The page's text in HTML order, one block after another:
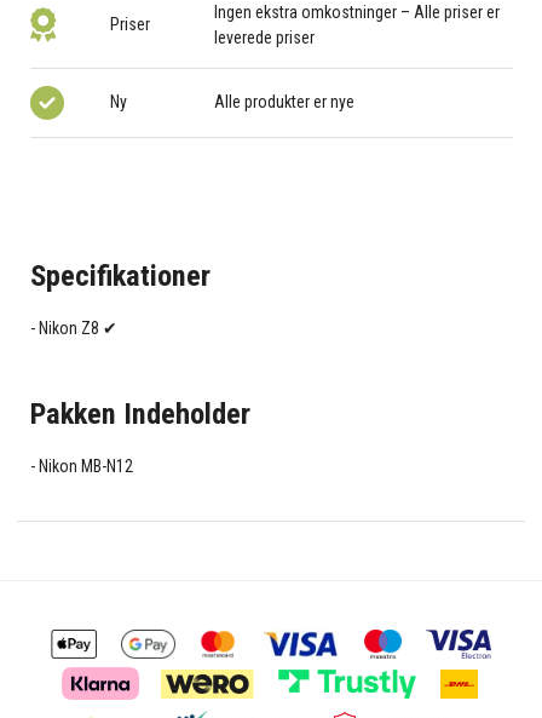
Priser
Ingen ekstra omkostninger – Alle priser er
leverede priser
Ny Alle produkter er nye
Specifikationer
Nikon Z8 ✔
Pakken Indeholder
Nikon MB-N12